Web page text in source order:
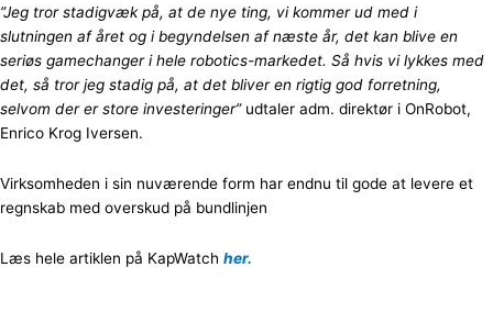
”Jeg tror stadigvæk på, at de nye ting, vi kommer ud med i
slutningen af året og i begyndelsen af næste år, det kan blive en
seriøs gamechanger i hele robotics-markedet. Så hvis vi lykkes med
det, så tror jeg stadig på, at det bliver en rigtig god forretning,
selvom der er store investeringer” udtaler adm. direktør i OnRobot,
Enrico Krog Iversen.
Virksomheden i sin nuværende form har endnu til gode at levere et
regnskab med overskud på bundlinjen
Læs hele artiklen på KapWatch her.